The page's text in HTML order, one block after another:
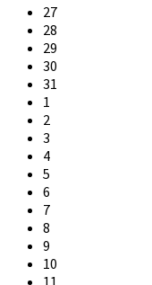
Skip
calendar
days
27
28
29
30
31
1
2
3
4
5
6
7
8
9
10
11